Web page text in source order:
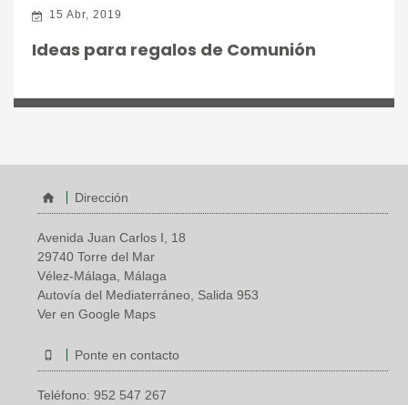
15 Abr, 2019
Ideas para regalos de Comunión
Dirección
Avenida Juan Carlos I, 18
29740 Torre del Mar
Vélez-Málaga, Málaga
Autovía del Mediaterráneo, Salida 953
Ver en Google Maps
Ponte en contacto
Teléfono: 952 547 267